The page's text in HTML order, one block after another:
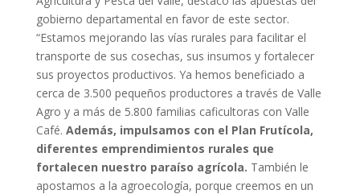
gobierno departamental en favor de este sector.
“Estamos mejorando las vías rurales para facilitar el
transporte de sus cosechas, sus insumos y fortalecer
sus proyectos productivos. Ya hemos beneficiado a
cerca de 3.500 pequeños productores a través de Valle
Agro y a más de 5.800 familias caficultoras con Valle
Café. Además, impulsamos con el Plan Frutícola,
diferentes emprendimientos rurales que
fortalecen nuestro paraíso agrícola. También le
apostamos a la agroecología, porque creemos en un